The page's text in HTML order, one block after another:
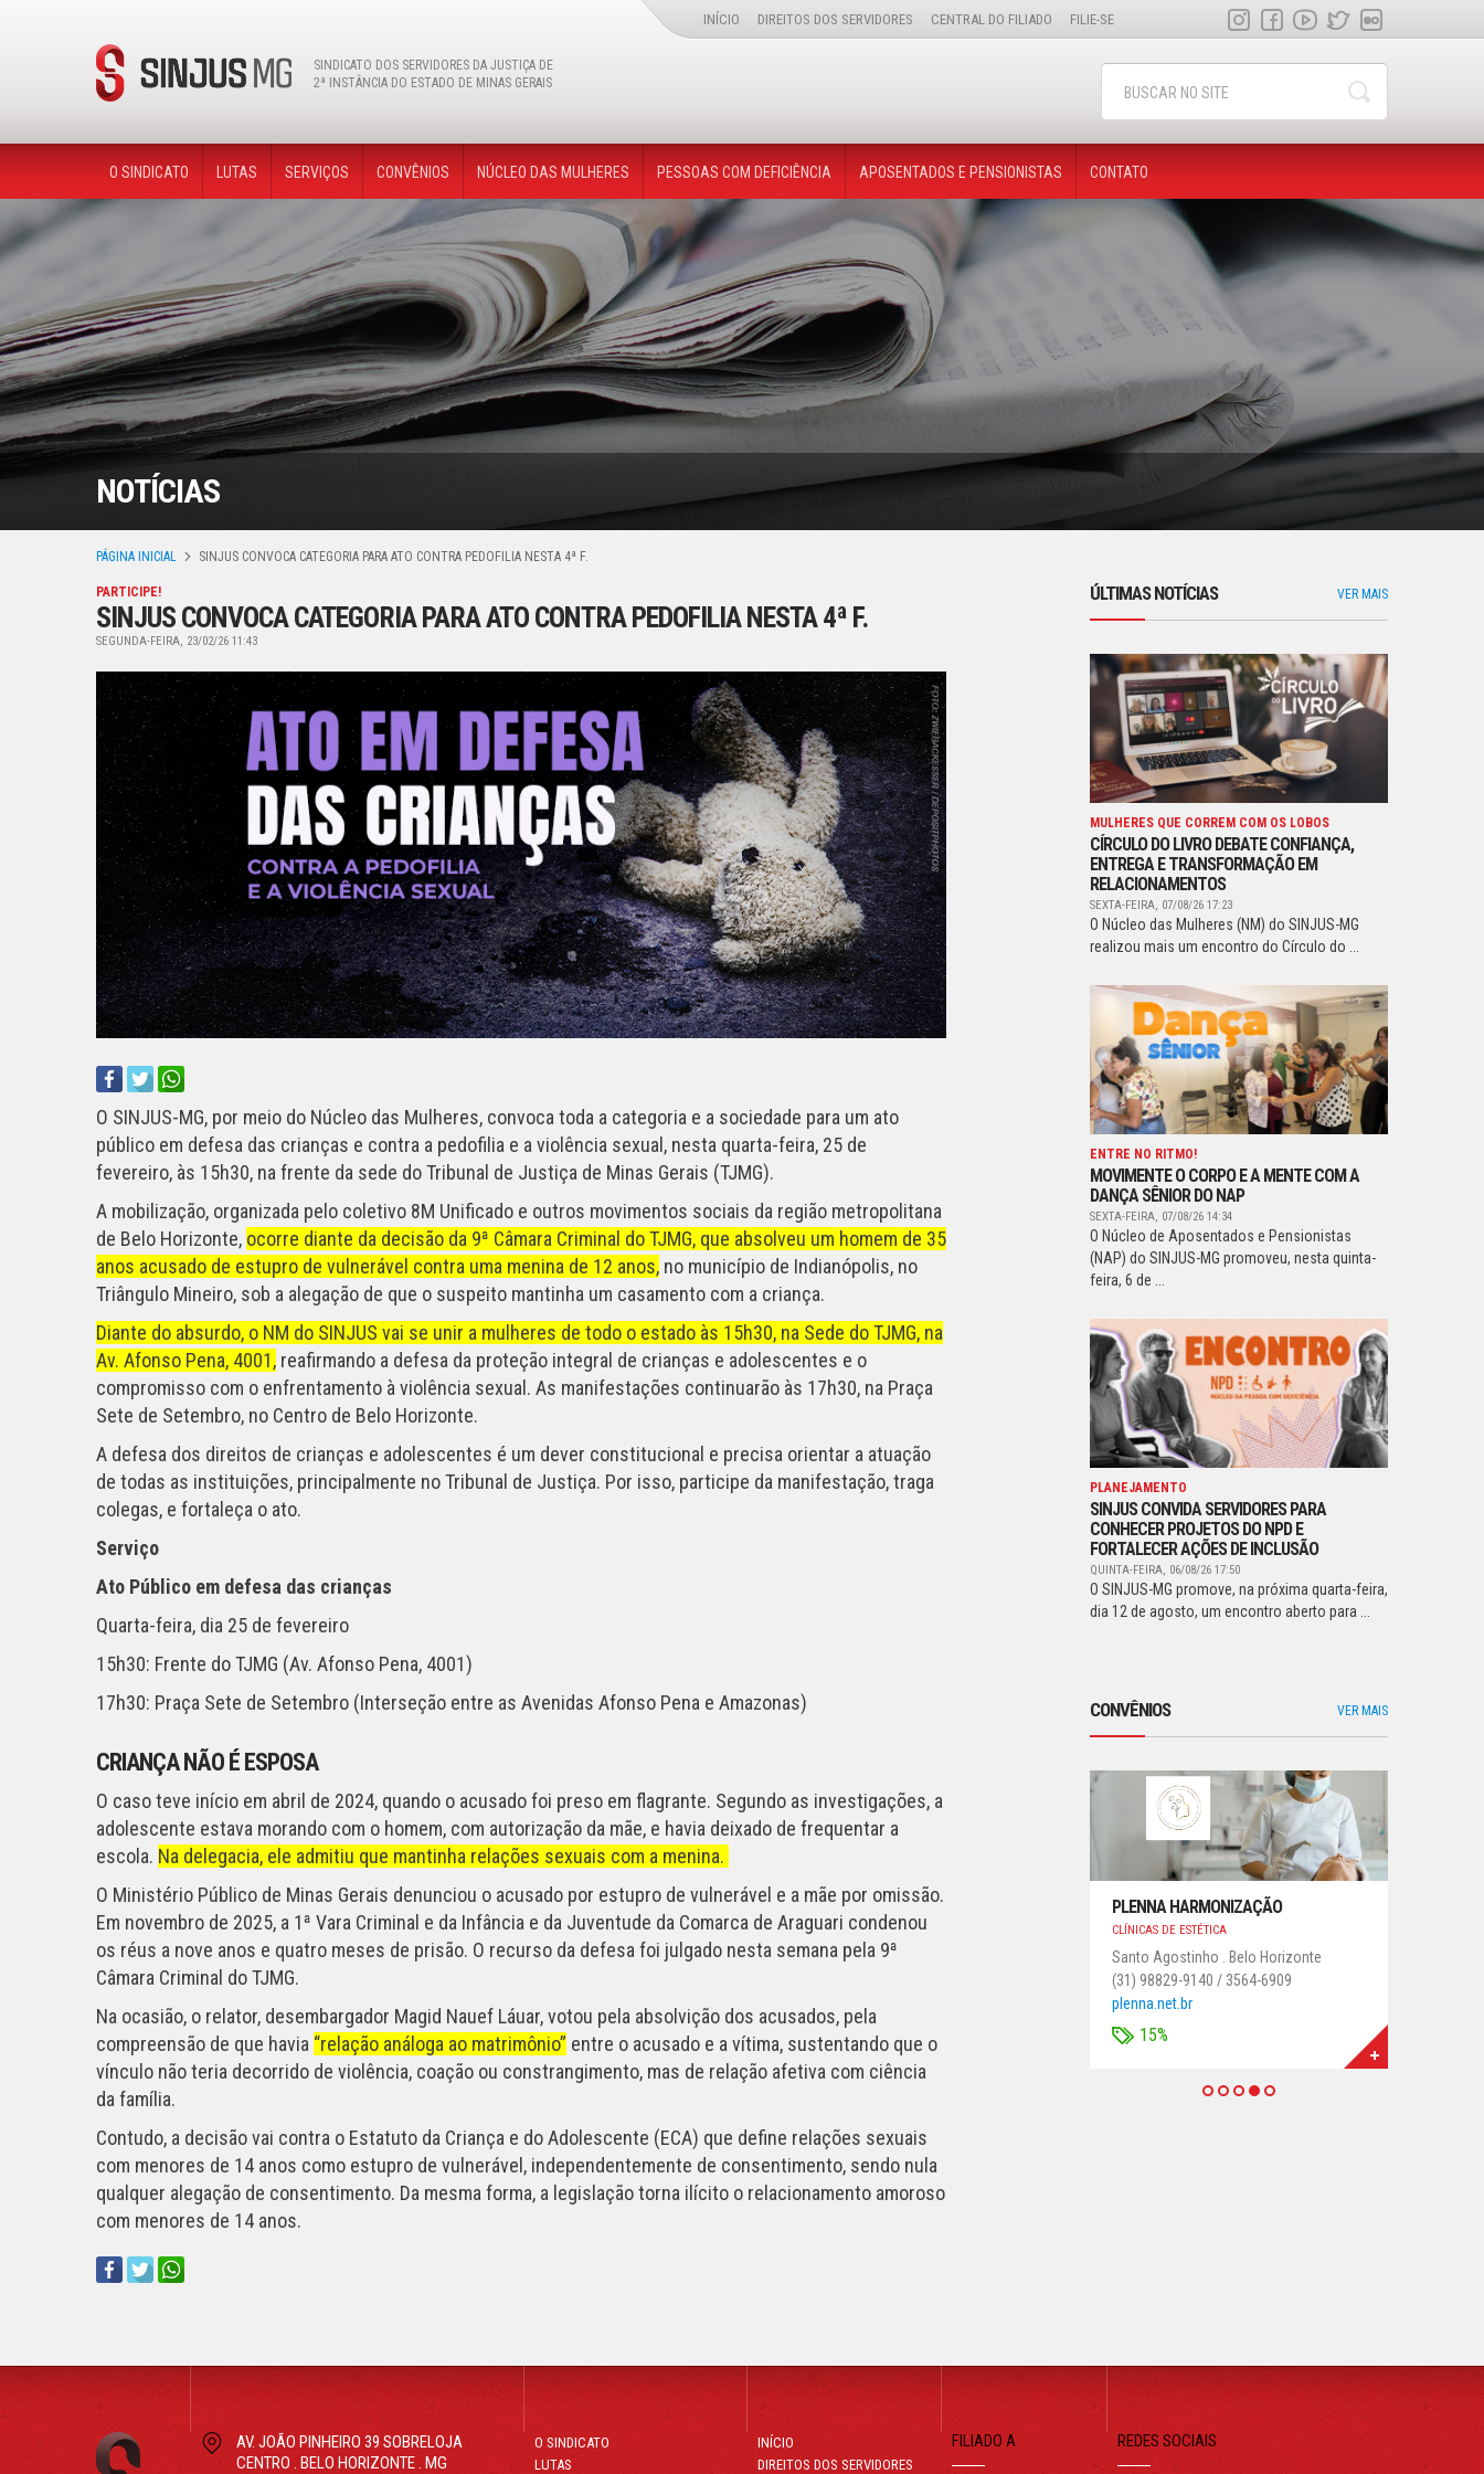
SINDICATO DOS SERVIDORES DA JUSTIÇA DE
2ª INSTÂNCIA DO ESTADO DE MINAS GERAIS
INÍCIO DIREITOS DOS SERVIDORES CENTRAL DO FILIADO FILIE-SE
O SINDICATO LUTAS SERVIÇOS CONVÊNIOS NÚCLEO DAS MULHERES PESSOAS COM DEFICIÊNCIA APOSENTADOS E PENSIONISTAS CONTATO
NOTÍCIAS
PÁGINA INICIAL SINJUS CONVOCA CATEGORIA PARA ATO CONTRA PEDOFILIA NESTA 4ª F.
PARTICIPE!
SINJUS CONVOCA CATEGORIA PARA ATO CONTRA PEDOFILIA NESTA 4ª F.
SEGUNDA-FEIRA, 23/02/26 11:43
O SINJUS-MG, por meio do Núcleo das Mulheres, convoca toda a categoria e a sociedade para um ato
público em defesa das crianças e contra a pedofilia e a violência sexual, nesta quarta-feira, 25 de
fevereiro, às 15h30, na frente da sede do Tribunal de Justiça de Minas Gerais (TJMG).
A mobilização, organizada pelo coletivo 8M Unificado e outros movimentos sociais da região metropolitana
de Belo Horizonte, ocorre diante da decisão da 9ª Câmara Criminal do TJMG, que absolveu um homem de 35
anos acusado de estupro de vulnerável contra uma menina de 12 anos, no município de Indianópolis, no
Triângulo Mineiro, sob a alegação de que o suspeito mantinha um casamento com a criança.
Diante do absurdo, o NM do SINJUS vai se unir a mulheres de todo o estado às 15h30, na Sede do TJMG, na
Av. Afonso Pena, 4001, reafirmando a defesa da proteção integral de crianças e adolescentes e o
compromisso com o enfrentamento à violência sexual. As manifestações continuarão às 17h30, na Praça
Sete de Setembro, no Centro de Belo Horizonte.
A defesa dos direitos de crianças e adolescentes é um dever constitucional e precisa orientar a atuação
de todas as instituições, principalmente no Tribunal de Justiça. Por isso, participe da manifestação, traga
colegas, e fortaleça o ato.
Serviço
Ato Público em defesa das crianças
Quarta-feira, dia 25 de fevereiro
15h30: Frente do TJMG (Av. Afonso Pena, 4001)
17h30: Praça Sete de Setembro (Interseção entre as Avenidas Afonso Pena e Amazonas)
CRIANÇA NÃO É ESPOSA
O caso teve início em abril de 2024, quando o acusado foi preso em flagrante. Segundo as investigações, a
adolescente estava morando com o homem, com autorização da mãe, e havia deixado de frequentar a
escola. Na delegacia, ele admitiu que mantinha relações sexuais com a menina.
O Ministério Público de Minas Gerais denunciou o acusado por estupro de vulnerável e a mãe por omissão.
Em novembro de 2025, a 1ª Vara Criminal e da Infância e da Juventude da Comarca de Araguari condenou
os réus a nove anos e quatro meses de prisão. O recurso da defesa foi julgado nesta semana pela 9ª
Câmara Criminal do TJMG.
Na ocasião, o relator, desembargador Magid Nauef Láuar, votou pela absolvição dos acusados, pela
compreensão de que havia “relação análoga ao matrimônio” entre o acusado e a vítima, sustentando que o
vínculo não teria decorrido de violência, coação ou constrangimento, mas de relação afetiva com ciência
da família.
Contudo, a decisão vai contra o Estatuto da Criança e do Adolescente (ECA) que define relações sexuais
com menores de 14 anos como estupro de vulnerável, independentemente de consentimento, sendo nula
qualquer alegação de consentimento. Da mesma forma, a legislação torna ilícito o relacionamento amoroso
com menores de 14 anos.
ÚLTIMAS NOTÍCIAS VER MAIS
MULHERES QUE CORREM COM OS LOBOS
CÍRCULO DO LIVRO DEBATE CONFIANÇA,
ENTREGA E TRANSFORMAÇÃO EM
RELACIONAMENTOS
SEXTA-FEIRA, 07/08/26 17:23
O Núcleo das Mulheres (NM) do SINJUS-MG
realizou mais um encontro do Círculo do ...
ENTRE NO RITMO!
MOVIMENTE O CORPO E A MENTE COM A
DANÇA SÊNIOR DO NAP
SEXTA-FEIRA, 07/08/26 14:34
O Núcleo de Aposentados e Pensionistas
(NAP) do SINJUS-MG promoveu, nesta quinta-
feira, 6 de ...
PLANEJAMENTO
SINJUS CONVIDA SERVIDORES PARA
CONHECER PROJETOS DO NPD E
FORTALECER AÇÕES DE INCLUSÃO
QUINTA-FEIRA, 06/08/26 17:50
O SINJUS-MG promove, na próxima quarta-feira,
dia 12 de agosto, um encontro aberto para ...
CONVÊNIOS VER MAIS
PLENNA HARMONIZAÇÃO
CLÍNICAS DE ESTÉTICA
Santo Agostinho . Belo Horizonte
(31) 98829-9140 / 3564-6909
plenna.net.br
15%
ver mais
AV. JOÃO PINHEIRO 39 SOBRELOJA
CENTRO . BELO HORIZONTE . MG
O SINDICATO
LUTAS
INÍCIO
DIREITOS DOS SERVIDORES
FILIADO A REDES SOCIAIS